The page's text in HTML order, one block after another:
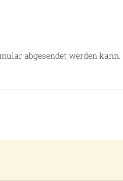
abgesendet werden kann.